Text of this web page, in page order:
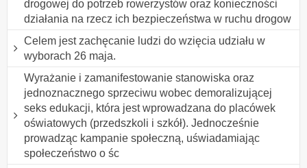
drogowej do potrzeb rowerzystów oraz konieczności
działania na rzecz ich bezpieczeństwa w ruchu drogow
Celem jest zachęcanie ludzi do wzięcia udziału w
wyborach 26 maja.
Wyrażanie i zamanifestowanie stanowiska oraz
jednoznacznego sprzeciwu wobec demoralizującej
seks edukacji, która jest wprowadzana do placówek
oświatowych (przedszkoli i szkół). Jednocześnie
prowadząc kampanie społeczną, uświadamiając
społeczeństwo o śc